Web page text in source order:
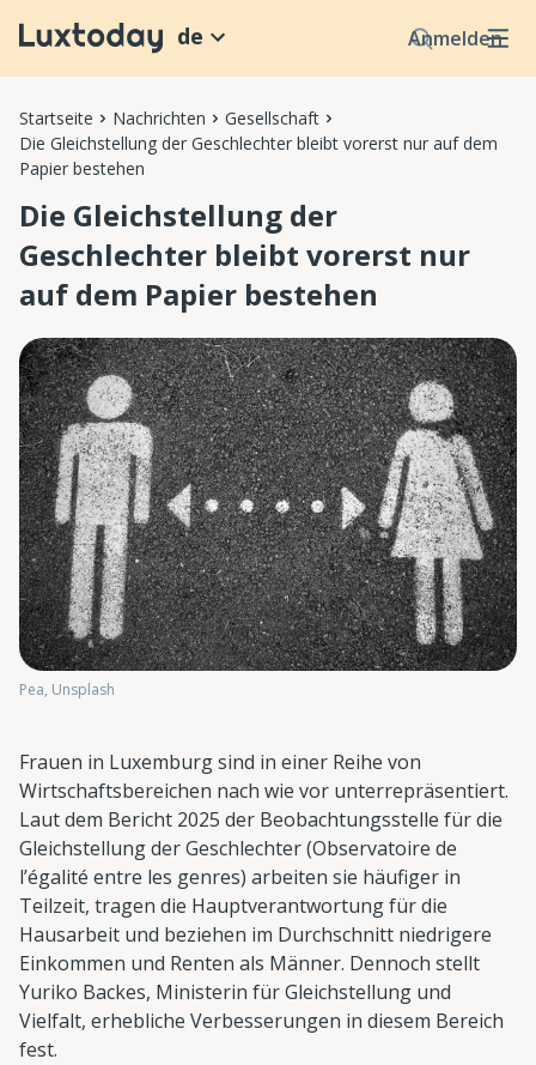
Anmelden
de
Startseite Nachrichten
Gesellschaft
Die Gleichstellung der Geschlechter bleibt vorerst nur auf dem
Papier bestehen
Die Gleichstellung der
Geschlechter bleibt vorerst nur
auf dem Papier bestehen
Pea, Unsplash
Frauen in Luxemburg sind in einer Reihe von
Wirtschaftsbereichen nach wie vor unterrepräsentiert.
Laut dem Bericht 2025 der Beobachtungsstelle für die
Gleichstellung der Geschlechter (Observatoire de
l’égalité entre les genres) arbeiten sie häufiger in
Teilzeit, tragen die Hauptverantwortung für die
Hausarbeit und beziehen im Durchschnitt niedrigere
Einkommen und Renten als Männer. Dennoch stellt
Yuriko Backes, Ministerin für Gleichstellung und
Vielfalt, erhebliche Verbesserungen in diesem Bereich
fest.